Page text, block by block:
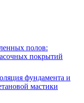
полов:
покрытий
фундамента и
мастики